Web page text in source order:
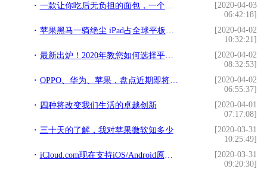
一款让你吃后无负担的面包，一个管饱，低糖少油吃了不发胖
[2020-04-03
06:42:18]
苹果黑马一骑绝尘 iPad占全球平板电脑市场27%
[2020-04-02
10:32:21]
最新出炉！2020年教您如何选择平板电脑：从而不必花不该花的钱
[2020-04-02
08:32:53]
OPPO、华为、苹果，盘点近期即将发布的新机，你最期待哪一款？
[2020-04-02
06:55:37]
四种将改变我们生活的卓越创新
[2020-04-01
07:17:08]
三十天的了解，我对苹果微软知多少
[2020-03-31
10:25:49]
iCloud.com现在支持iOS/Android原生浏览器了
[2020-03-31
09:20:30]